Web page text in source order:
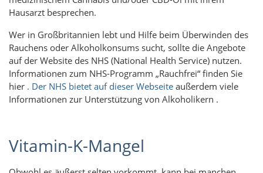
Hausarzt besprechen.
Wer in Großbritannien lebt und Hilfe beim Überwinden des
Rauchens oder Alkoholkonsums sucht, sollte die Angebote
auf der Website des NHS (National Health Service) nutzen.
Informationen zum NHS-Programm „Rauchfrei“ finden Sie
hier . Der NHS bietet auf dieser Webseite außerdem viele
Informationen zur Unterstützung von Alkoholikern .
Vitamin-K-Mangel